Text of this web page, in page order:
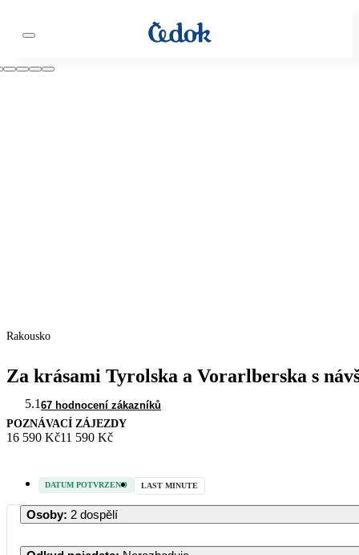
Rakousko
Za krásami Tyrolska a Vorarlberska s
5.1 67 hodnocení zákazníků
POZNÁVACÍ ZÁJEZDY
16 590 Kč11 590 Kč
DATUM POTVRZENO LAST MINUTE
Osoby: 2 dospělí